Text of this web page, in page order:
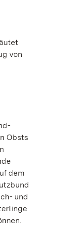
von
Obsts
dem
und